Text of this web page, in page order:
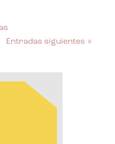
Entradas siguientes »